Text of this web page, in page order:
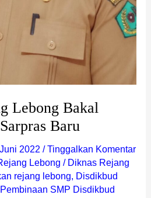
Lebong Bakal
Baru
2022 /Tinggalkan Komentar
Lebong / Diknas Rejang
rejang lebong, Disdikbud
SMP Disdikbud